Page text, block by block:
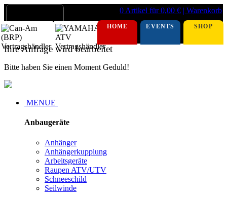
0 Artikel für 0,00 € | Warenkorb
HOME EVENTS SHOP
Ihre Anfrage wird bearbeitet
Bitte haben Sie einen Moment Geduld!
MENUE
Anbaugeräte
Anhänger
Anhängerkupplung
Arbeitsgeräte
Raupen ATV/UTV
Schneeschild
Seilwinde